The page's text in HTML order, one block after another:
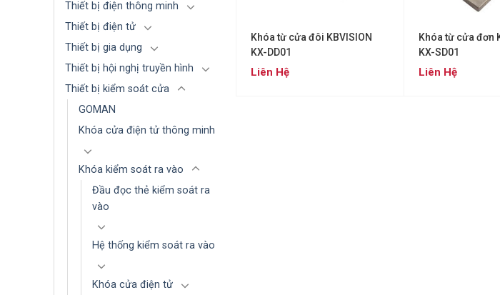
Thiết bị điện thông minh
Thiết bị điện tử
Thiết bị gia dụng
Thiết bị hội nghị truyền hình
Thiết bị kiểm soát cửa
GOMAN
Khóa cửa điện tử thông minh
Khóa kiểm soát ra vào
Đầu đọc thẻ kiểm soát ra
vào
Hệ thống kiểm soát ra vào
Khóa cửa điện tử
Khóa từ cửa đôi KBVISION
KX-DD01
Liên Hệ
Khóa từ cửa đơn
KX-SD01
Liên Hệ